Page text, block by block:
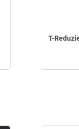
T-